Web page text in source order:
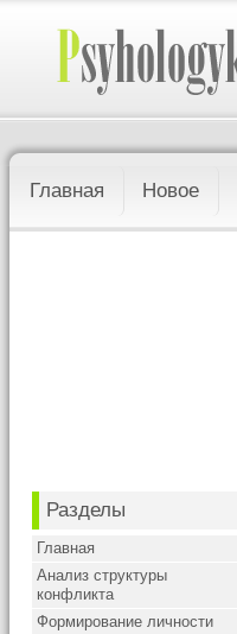
Главная Новое
Разделы
Главная
Анализ структуры
конфликта
Формирование личности